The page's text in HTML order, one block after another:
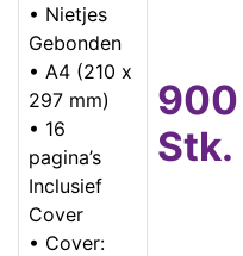
• Nietjes
Gebonden
• A4 (210 x
297 mm)
• 16
pagina’s
Inclusief
Cover
• Cover:
900
Stk.